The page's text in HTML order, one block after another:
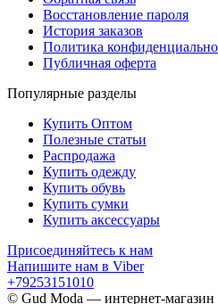
Восстановление пароля
История заказов
Политика
Публичная оферта
Популярные разделы
Купить Оптом
Полезные статьи
Распродажа
Купить одежду
Купить обувь
Купить сумки
Купить аксессуары
Присоединяйтесь к нам
Напишите нам в Viber
+79253151010
© Gud Moda — интернет-